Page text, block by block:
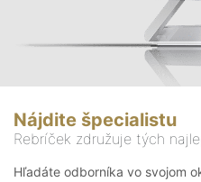
Nájdite špecialistu
Rebríček združuje tých
Hľadáte odborníka vo svojom